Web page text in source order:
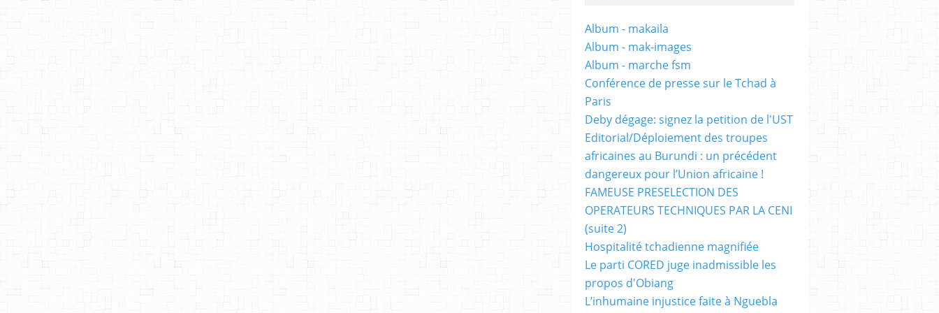
Album - makaila
Album - mak-images
Album - marche fsm
Conférence de presse sur le Tchad à
Paris
Deby dégage: signez la petition de l'UST
Editorial/Déploiement des troupes
africaines au Burundi : un précédent
dangereux pour l’Union africaine !
FAMEUSE PRESELECTION DES
OPERATEURS TECHNIQUES PAR LA CENI
(suite 2)
Hospitalité tchadienne magnifiée
Le parti CORED juge inadmissible les
propos d'Obiang
L’inhumaine injustice faite à Nguebla